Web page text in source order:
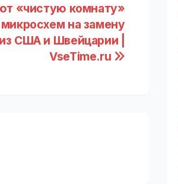
«чистую комнату»
на замену
США и Швейцарии |
VseTime.ru